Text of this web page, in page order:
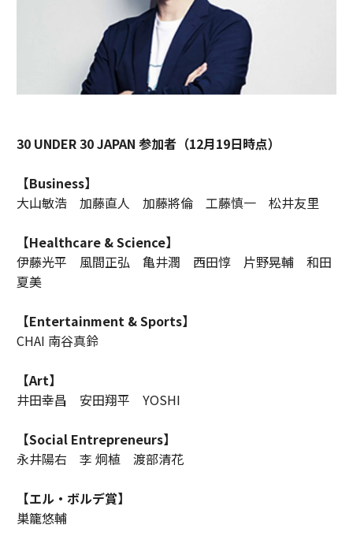
30 UNDER 30 JAPAN 参加者（12月19日時点）
【Business】
大山敏浩 加藤直人 加藤將倫 工藤慎一 松井友里
【Healthcare & Science】
伊藤光平 風間正弘 亀井潤 西田惇 片野晃輔 和田
夏美
【Entertainment & Sports】
CHAI 南谷真鈴
【Art】
井田幸昌 安田翔平 YOSHI
【Social Entrepreneurs】
永井陽右 李 炯植 渡部清花
【エル・ボルデ賞】
巣籠悠輔